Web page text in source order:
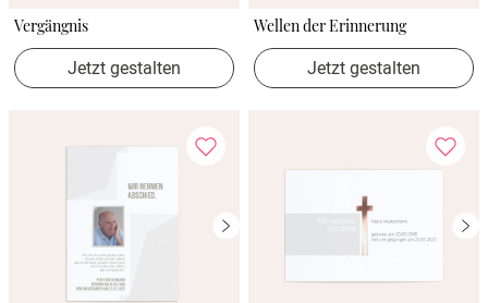
Vergängnis
Jetzt gestalten
Wellen der Erinnerung
Jetzt gestalten